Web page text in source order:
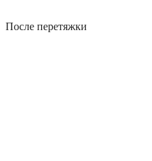
После перетяжки